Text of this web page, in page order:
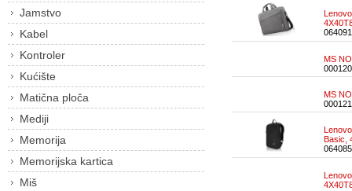
Jamstvo
Kabel
Kontroler
Kućište
Matična ploča
Mediji
Memorija
Memorijska kartica
Miš
MS
MS
Basic,